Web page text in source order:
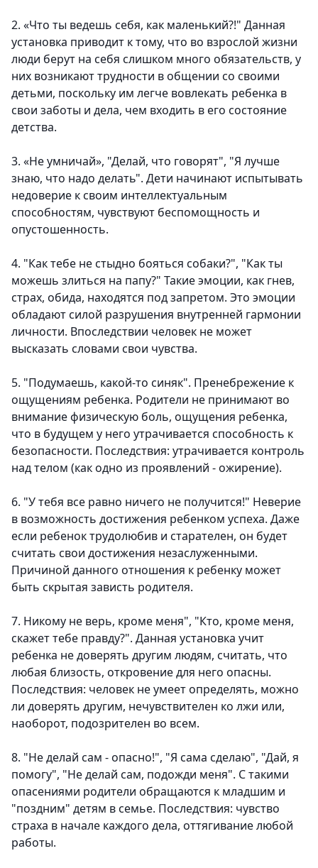
2. «Что ты ведешь себя, как маленький?!" Данная
установка приводит к тому, что во взрослой жизни
люди берут на себя слишком много обязательств, у
них возникают трудности в общении со своими
детьми, поскольку им легче вовлекать ребенка в
свои заботы и дела, чем входить в его состояние
детства.
3. «Не умничай», "Делай, что говорят", "Я лучше
знаю, что надо делать". Дети начинают испытывать
недоверие к своим интеллектуальным
способностям, чувствуют беспомощность и
опустошенность.
4. "Как тебе не стыдно бояться собаки?", "Как ты
можешь злиться на папу?" Такие эмоции, как гнев,
страх, обида, находятся под запретом. Это эмоции
обладают силой разрушения внутренней гармонии
личности. Впоследствии человек не может
высказать словами свои чувства.
5. "Подумаешь, какой-то синяк". Пренебрежение к
ощущениям ребенка. Родители не принимают во
внимание физическую боль, ощущения ребенка,
что в будущем у него утрачивается способность к
безопасности. Последствия: утрачивается контроль
над телом (как одно из проявлений - ожирение).
6. "У тебя все равно ничего не получится!" Неверие
в возможность достижения ребенком успеха. Даже
если ребенок трудолюбив и старателен, он будет
считать свои достижения незаслуженными.
Причиной данного отношения к ребенку может
быть скрытая зависть родителя.
7. Никому не верь, кроме меня", "Кто, кроме меня,
скажет тебе правду?". Данная установка учит
ребенка не доверять другим людям, считать, что
любая близость, откровение для него опасны.
Последствия: человек не умеет определять, можно
ли доверять другим, нечувствителен ко лжи или,
наоборот, подозрителен во всем.
8. "Не делай сам - опасно!", "Я сама сделаю", "Дай, я
помогу", "Не делай сам, подожди меня". С такими
опасениями родители обращаются к младшим и
"поздним" детям в семье. Последствия: чувство
страха в начале каждого дела, оттягивание любой
работы.